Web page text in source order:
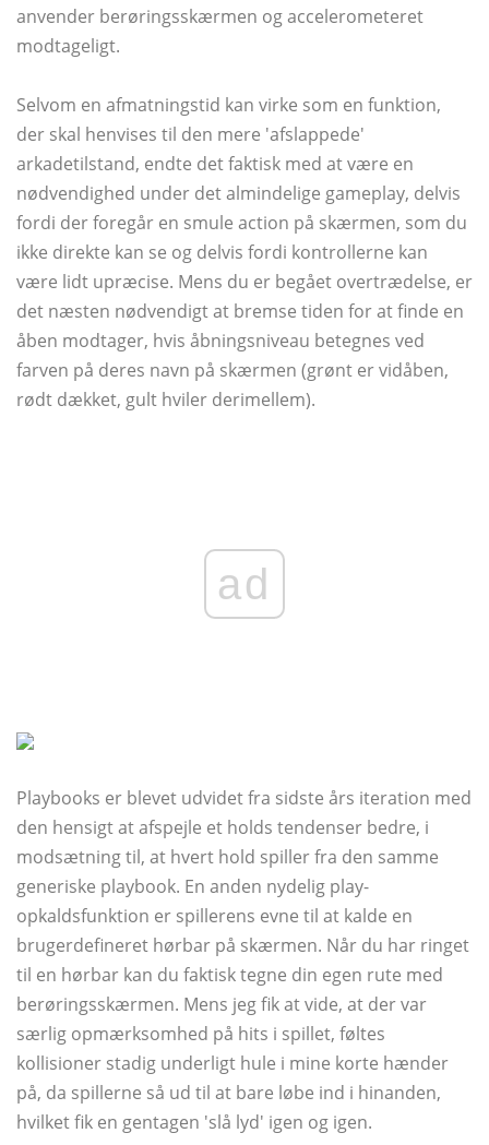
anvender berøringsskærmen og accelerometeret
modtageligt.
Selvom en afmatningstid kan virke som en funktion,
der skal henvises til den mere 'afslappede'
arkadetilstand, endte det faktisk med at være en
nødvendighed under det almindelige gameplay, delvis
fordi der foregår en smule action på skærmen, som du
ikke direkte kan se og delvis fordi kontrollerne kan
være lidt upræcise. Mens du er begået overtrædelse, er
det næsten nødvendigt at bremse tiden for at finde en
åben modtager, hvis åbningsniveau betegnes ved
farven på deres navn på skærmen (grønt er vidåben,
rødt dækket, gult hviler derimellem).
ad
Playbooks er blevet udvidet fra sidste års iteration med
den hensigt at afspejle et holds tendenser bedre, i
modsætning til, at hvert hold spiller fra den samme
generiske playbook. En anden nydelig play-
opkaldsfunktion er spillerens evne til at kalde en
brugerdefineret hørbar på skærmen. Når du har ringet
til en hørbar kan du faktisk tegne din egen rute med
berøringsskærmen. Mens jeg fik at vide, at der var
særlig opmærksomhed på hits i spillet, føltes
kollisioner stadig underligt hule i mine korte hænder
på, da spillerne så ud til at bare løbe ind i hinanden,
hvilket fik en gentagen 'slå lyd' igen og igen.